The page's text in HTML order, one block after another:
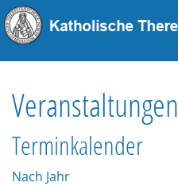
Veranstaltungen
Terminkalender
Nach Jahr